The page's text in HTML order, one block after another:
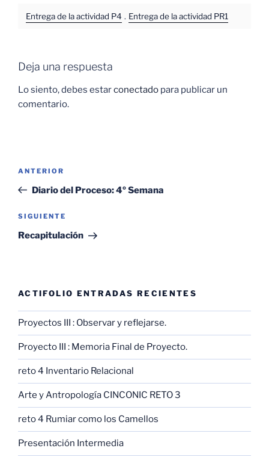
Entrega de la actividad P4 . Entrega de la actividad PR1
Deja una respuesta
Lo siento, debes estarconectado para publicar un
comentario.
entradas
Entrada
anterior:
ANTERIOR
Diario del Proceso: 4º Semana
Siguiente
entrada
SIGUIENTE
Recapitulación
ACTIFOLIO ENTRADAS RECIENTES
Proyectos III : Observar y reflejarse.
Proyecto III : Memoria Final de Proyecto.
reto 4 Inventario Relacional
Arte y Antropología CINCONIC RETO 3
reto 4 Rumiar como los Camellos
Presentación Intermedia